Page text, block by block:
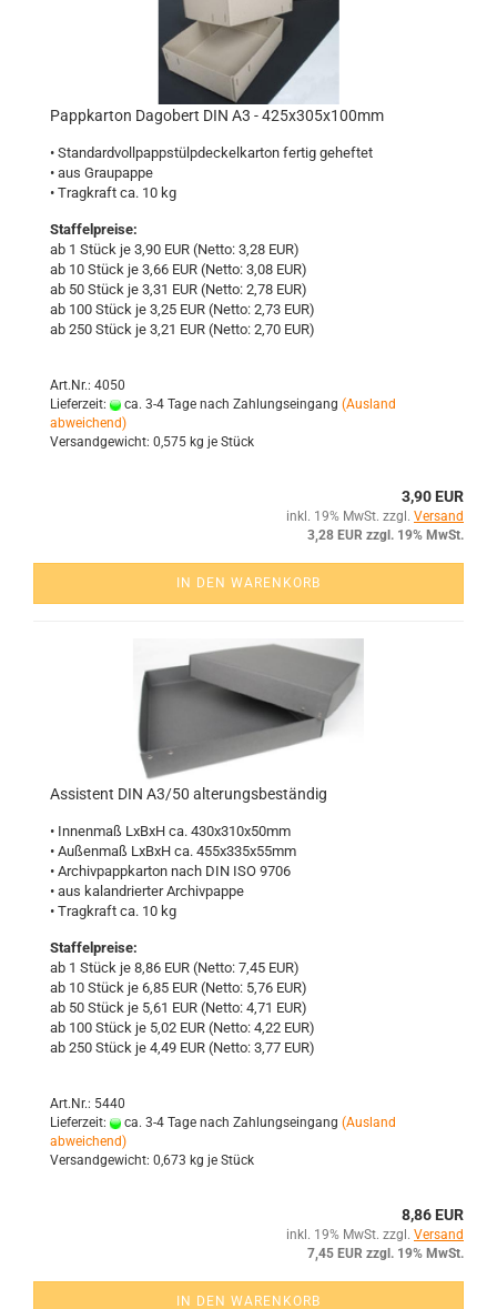
Papp­kar­ton Da­go­bert DIN A3 - 425x305x100mm
• Stan­dard­voll­pappstülp­de­ckel­kar­ton fer­tig ge­hef­tet
• aus Grau­pap­pe
• Trag­kraft ca. 10 kg
Staffelpreise:
ab 1 Stück je 3,90 EUR (Netto: 3,28 EUR)
ab 10 Stück je 3,66 EUR (Netto: 3,08 EUR)
ab 50 Stück je 3,31 EUR (Netto: 2,78 EUR)
ab 100 Stück je 3,25 EUR (Netto: 2,73 EUR)
ab 250 Stück je 3,21 EUR (Netto: 2,70 EUR)
Art.Nr.: 4050
Lieferzeit:
ca. 3-4 Tage nach Zahlungseingang (Ausland
abweichend)
Versandgewicht: 0,575 kg je Stück
3,90 EUR
inkl. 19% MwSt. zzgl. Versand
3,28 EUR zzgl. 19% MwSt.
IN DEN WARENKORB
As­sis­tent DIN A3/50 al­te­rungs­be­stän­dig
• In­nen­maß LxBxH ca. 430x310x50mm
• Au­ßen­maß LxBxH ca. 455x335x55mm
• Ar­chiv­papp­kar­ton nach DIN ISO 9706
• aus ka­lan­drier­ter Ar­chiv­pap­pe
• Trag­kraft ca. 10 kg
Staffelpreise:
ab 1 Stück je 8,86 EUR (Netto: 7,45 EUR)
ab 10 Stück je 6,85 EUR (Netto: 5,76 EUR)
ab 50 Stück je 5,61 EUR (Netto: 4,71 EUR)
ab 100 Stück je 5,02 EUR (Netto: 4,22 EUR)
ab 250 Stück je 4,49 EUR (Netto: 3,77 EUR)
Art.Nr.: 5440
Lieferzeit:
ca. 3-4 Tage nach Zahlungseingang (Ausland
abweichend)
Versandgewicht: 0,673 kg je Stück
8,86 EUR
inkl. 19% MwSt. zzgl. Versand
7,45 EUR zzgl. 19% MwSt.
IN DEN WARENKORB